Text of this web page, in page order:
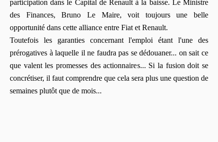
participation dans le Capital de Renault à la baisse. Le Ministre
des Finances, Bruno Le Maire, voit toujours une belle
opportunité dans cette alliance entre Fiat et Renault.
Toutefois les garanties concernant l'emploi étant l'une des
prérogatives à laquelle il ne faudra pas se dédouaner... on sait ce
que valent les promesses des actionnaires... Si la fusion doit se
concrétiser, il faut comprendre que cela sera plus une question de
semaines plutôt que de mois...